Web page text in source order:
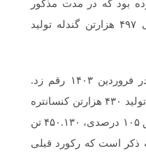
کرده بود که در مدت مذکور
بالاتر از رشد تعیین شده، یعنی ۴۹۷ هزارتن گندله تولید
بنابراین رشد ۱۰۲ درصدی را در فروردین ۱۴۰۳ رقم زد.
همچنین در اردیبهشت ماه برای تولید ۴۳۰ هزارتن کنسانتره
برنامه ریزی شده بود که با تحقق ۱۰۵ درصدی، ۴۵۰.۱۳۰ تن
ذکر است که رکورد قبلی